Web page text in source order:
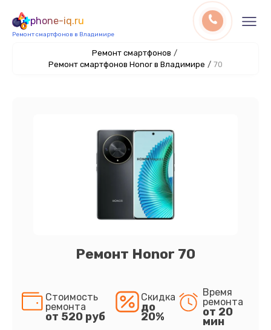
phone-iq.ru
Ремонт смартфонов в Владимире
Ремонт смартфонов /
Ремонт смартфонов Honor в Владимире / 70
Ремонт Honor 70
Стоимость
ремонта
от 520 руб
Скидка
до
20%
Время
ремонта
от 20
мин